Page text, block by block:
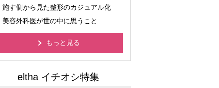
施す側から見た整形のカジュアル化
美容外科医が世の中に思うこと
もっと見る